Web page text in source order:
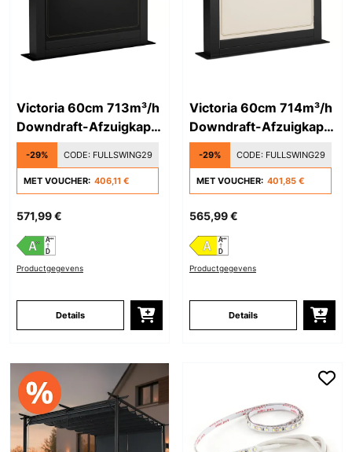
Victoria 60cm 713m³/h
Downdraft-Afzuigkap
Zwart
-29% CODE: FULLSWING29
MET VOUCHER: 406,11 €
571,99 €
Productgegevens
Details
Victoria 60cm 714m³/h
Downdraft-Afzuigkap
Crème
-29% CODE: FULLSWING29
MET VOUCHER: 401,85 €
565,99 €
Productgegevens
Details